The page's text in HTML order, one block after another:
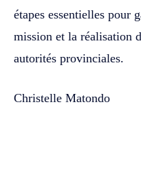
étapes essentielles pour
mission et la réalisation
autorités provinciales.
Christelle Matondo